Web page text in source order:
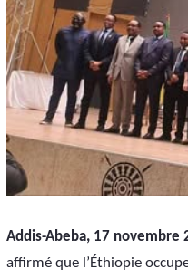
Addis-Abeba, 17 novembre
affirmé que l’Éthiopie